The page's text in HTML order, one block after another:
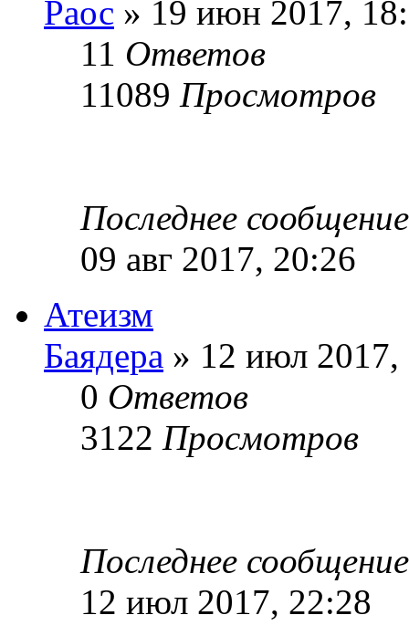
Раос » 19 июн 2017,
11 Ответов
11089 Просмотров
Последнее
09 авг 2017, 20:26
Атеизм
Баядера » 12 июл 2017,
0 Ответов
3122 Просмотров
Последнее
12 июл 2017, 22:28